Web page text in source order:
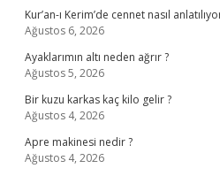
Kur’an-ı Kerim’de cennet nasıl
Ağustos 6, 2026
Ayaklarımın altı neden ağrır ?
Ağustos 5, 2026
Bir kuzu karkas kaç kilo gelir ?
Ağustos 4, 2026
Apre makinesi nedir ?
Ağustos 4, 2026